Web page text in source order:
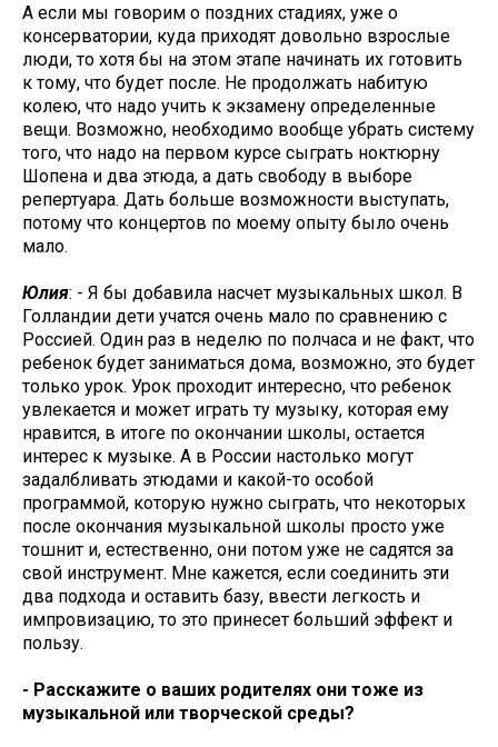
А если мы говорим о поздних стадиях, уже о
консерватории, куда приходят довольно взрослые
люди, то хотя бы на этом этапе начинать их готовить
к тому, что будет после. Не продолжать набитую
колею, что надо учить к экзамену определенные
вещи. Возможно, необходимо вообще убрать систему
того, что надо на первом курсе сыграть ноктюрну
Шопена и два этюда, а дать свободу в выборе
репертуара. Дать больше возможности выступать,
потому что концертов по моему опыту было очень
мало.
Юлия: - Я бы добавила насчет музыкальных школ. В
Голландии дети учатся очень мало по сравнению с
Россией. Один раз в неделю по полчаса и не факт, что
ребенок будет заниматься дома, возможно, это будет
только урок. Урок проходит интересно, что ребенок
увлекается и может играть ту музыку, которая ему
нравится, в итоге по окончании школы, остается
интерес к музыке. А в России настолько могут
задалбливать этюдами и какой-то особой
программой, которую нужно сыграть, что некоторых
после окончания музыкальной школы просто уже
тошнит и, естественно, они потом уже не садятся за
свой инструмент. Мне кажется, если соединить эти
два подхода и оставить базу, ввести легкость и
импровизацию, то это принесет больший эффект и
пользу.
- Расскажите о ваших родителях они тоже из
музыкальной или творческой среды?